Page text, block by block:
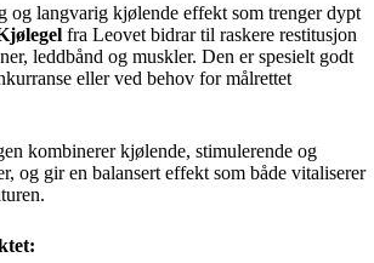
og langvarig kjølende effekt som trenger dypt
fra Leovet bidrar til raskere restitusjon
leddbånd og muskler. Den er spesielt godt
eller ved behov for målrettet
kombinerer kjølende, stimulerende og
og gir en balansert effekt som både vitaliserer